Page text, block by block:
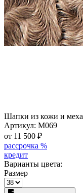
Шапки из кожи и меха
Артикул: M069
от 11 500 ₽
рассрочка %
кредит
Варианты цвета:
Размер